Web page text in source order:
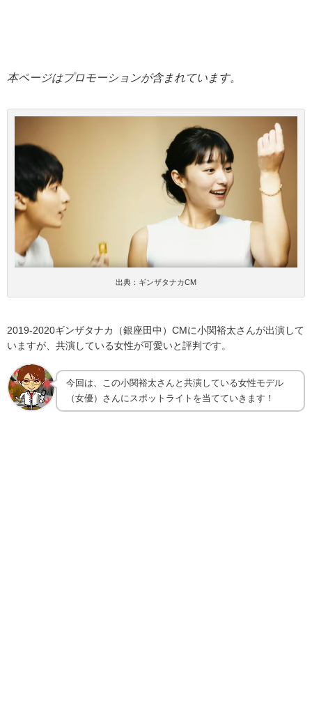
本ページはプロモーションが含まれています。
出典：ギンザタナカCM
2019-2020ギンザタナカ（銀座田中） CMに小関裕太さんが出演して
いますが、共演している女性が可愛いと評判です。
今回は、この小関裕太さんと共演している女性モデル
（女優）さんにスポットライトを当てていきます！